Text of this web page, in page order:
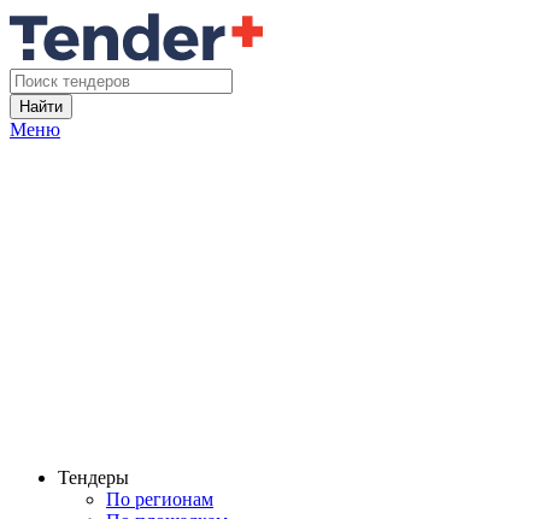
Найти
Меню
Тендеры
По регионам